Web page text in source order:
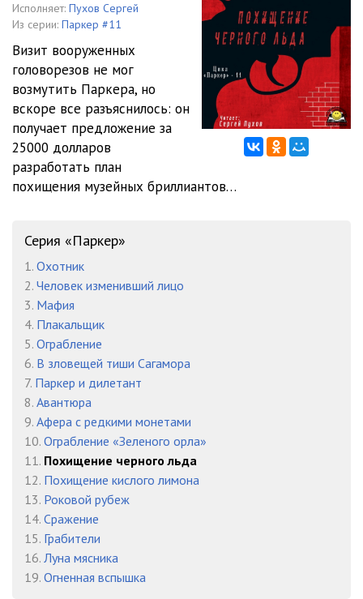
07.Ричард Старк - Похищение черного льда 16:52
08.Ричард Старк - Похищение черного льда 14:30
09.Ричард Старк - Похищение черного льда 18:17
10.Ричард Старк - Похищение черного льда 10:17
11.Ричард Старк - Похищение черного льда
12.Ричард Старк - Похищение черного льда
14.Ричард Старк - Похищение черного льда
15.Ричард Старк - Похищение черного льда
16.Ричард Старк - Похищение черного льда
17.Ричард Старк - Похищение черного льда
18.Ричард Старк - Похищение черного льда
19.Ричард Старк - Похищение черного льда
20.Ричард Старк - Похищение черного льда
Исполняет: Пухов Сергей
Из серии: Паркер #11
Визит вооруженных
головорезов не мог
возмутить Паркера, но
вскоре все разъяснилось: он
получает предложение за
25000 долларов
разработать план
похищения музейных бриллиантов…
Серия «Паркер»
1. Охотник
2. Человек изменивший лицо
3. Мафия
4. Плакальщик
5. Ограбление
6. В зловещей тиши Сагамора
7. Паркер и дилетант
8. Авантюра
9. Афера с редкими монетами
10. Ограбление «Зеленого орла»
11. Похищение черного льда
12. Похищение кислого лимона
13. Роковой рубеж
14. Сражение
15. Грабители
16. Луна мясника
19. Огненная вспышка